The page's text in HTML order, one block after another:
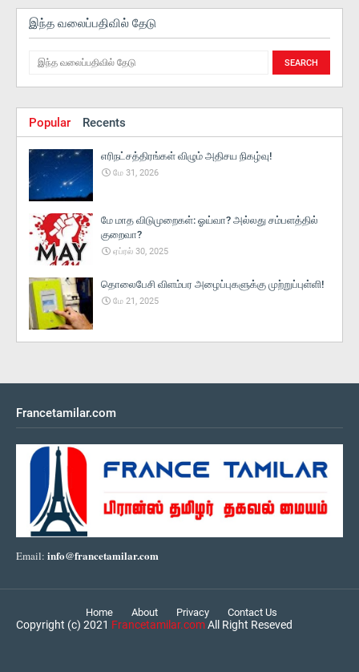
இந்த வலைப்பதிவில் தேடு
Popular Recents
எரிநட்சத்திரங்கள் விழும் அதிசய நிகழ்வு!
மே 31, 2026
மே மாத விடுமுறைகள்: ஓய்வா? அல்லது சம்பளத்தில்
குறைவா?
ஏப்ரல் 30, 2025
தொலைபேசி விளம்பர அழைப்புகளுக்கு முற்றுப்புள்ளி!
மே 21, 2025
Francetamilar.com
Email: info@francetamilar.com
Home About Privacy Contact Us
Copyright (c) 2021 Francetamilar.comAll Right Reseved